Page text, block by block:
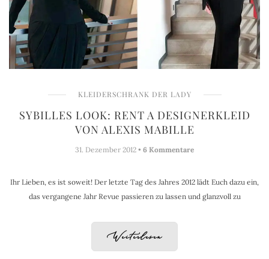
KLEIDERSCHRANK DER LADY
SYBILLES LOOK: RENT A DESIGNERKLEID
VON ALEXIS MABILLE
31. Dezember 2012 • 6 Kommentare
Ihr Lieben, es ist soweit! Der letzte Tag des Jahres 2012 lädt Euch dazu ein,
das vergangene Jahr Revue passieren zu lassen und glanzvoll zu
Weiterlesen